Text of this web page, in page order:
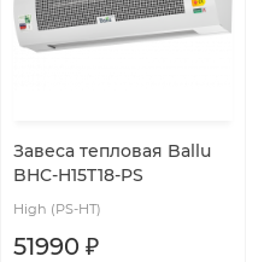
Завеса тепловая Ballu
BHC-H15T18-PS
High (PS-HT)
51990 ₽